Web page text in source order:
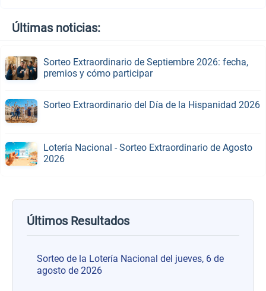
Últimas noticias:
Sorteo Extraordinario de Septiembre 2026: fecha,
premios y cómo participar
Sorteo Extraordinario del Día de la Hispanidad 2026
Lotería Nacional - Sorteo Extraordinario de Agosto
2026
Últimos Resultados
Sorteo de la Lotería Nacional del jueves, 6 de
agosto de 2026